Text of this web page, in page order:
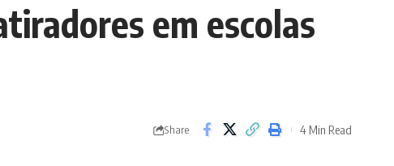
em escolas
Share 4 Min Read